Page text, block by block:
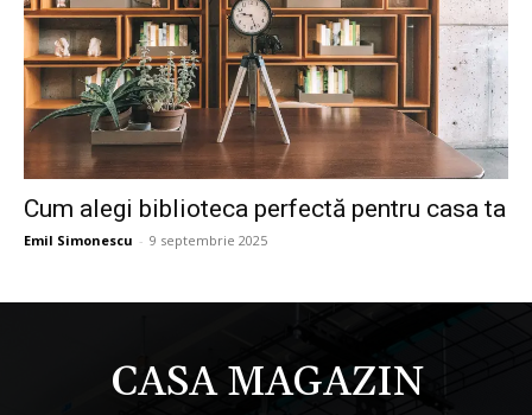
Cum alegi biblioteca perfectă pentru casa ta
Emil Simonescu - 9 septembrie 2025
CASA MAGAZIN